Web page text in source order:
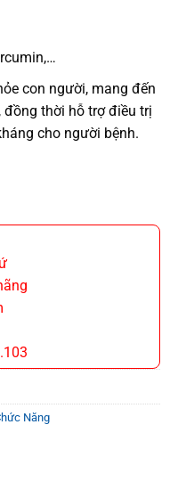
con người, mang đến
đồng thời hỗ trợ điều trị
cho người bệnh.
Năng